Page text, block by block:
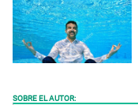
SOBRE EL AUTOR: